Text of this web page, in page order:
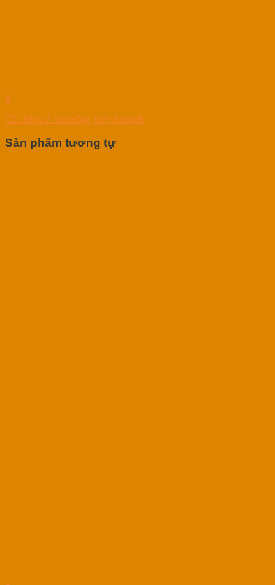
+
Cầu nâng 2 trụ cổng trên Suntek
Sản phẩm tương tự